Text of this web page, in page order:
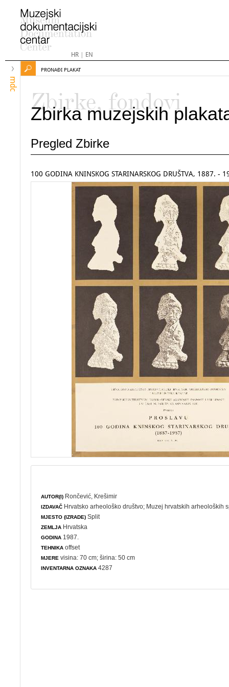
HR| EN
mdc
PRONAĐI PLAKAT
Zbirke, fondovi
Zbirka muzejskih
Pregled Zbirke
100 GODINA KNINSKOG STARINARSKOG DRUŠTVA, 1887. -
AUTOR(I) Rončević, Krešimir
IZDAVAČ Hrvatsko arheološko društvo; Muzej hrvatskih arheoloških
MJESTO (IZRADE) Split
ZEMLJA Hrvatska
GODINA 1987.
TEHNIKA offset
MJERE visina: 70 cm; širina: 50 cm
INVENTARNA OZNAKA 4287